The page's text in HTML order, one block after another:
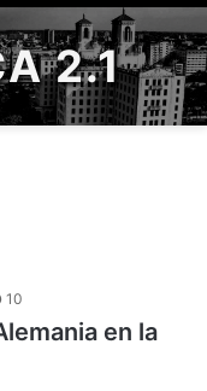
2.1
10
en la